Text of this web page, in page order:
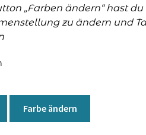
„Farben ändern“ hast
zu ändern und
Farbe ändern